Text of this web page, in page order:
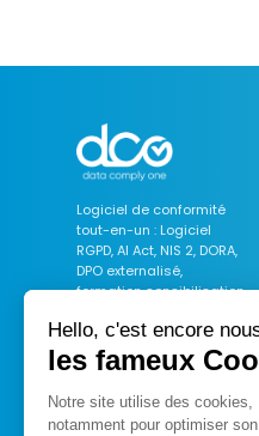
Hello, c'est encore
les fameux
Notre site utilise des cookies,
notamment pour optimiser son
Logiciel de conformité
tout-en-un : Logiciel
RGPD, AI Act, NIS 2, DORA,
DPO externalisé,
formation sensibilisation